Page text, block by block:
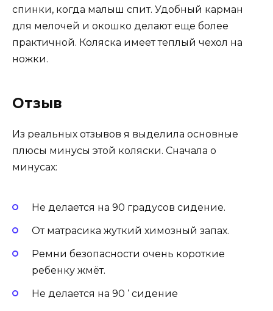
спинки, когда малыш спит. Удобный карман
для мелочей и окошко делают еще более
практичной. Коляска имеет теплый чехол на
ножки.
Отзыв
Из реальных отзывов я выделила основные
плюсы минусы этой коляски. Сначала о
минусах:
Не делается на 90 градусов сидение.
От матрасика жуткий химозный запах.
Ремни безопасности очень короткие
ребенку жмёт.
Не делается на 90 ‘ сидение